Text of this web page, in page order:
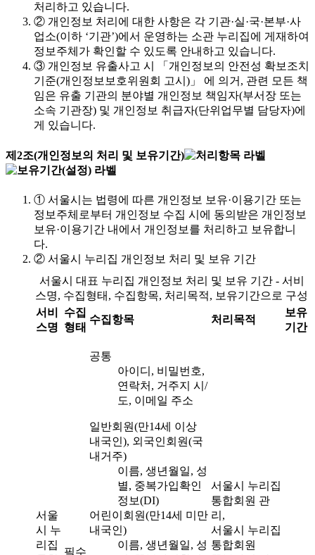
처리하고 있습니다.
② 개인정보 처리에 대한 사항은 각 기관·실·국·본부·사
업소(이하 ‘기관’)에서 운영하는 소관 누리집에 게재하여
정보주체가 확인할 수 있도록 안내하고 있습니다.
③ 개인정보 유출사고 시 「개인정보의 안전성 확보조치
기준(개인정보보호위원회 고시)」 에 의거, 관련 모든 책
임은 유출 기관의 분야별 개인정보 책임자(부서장 또는
소속 기관장) 및 개인정보 취급자(단위업무별 담당자)에
게 있습니다.
제2조(개인정보의 처리 및 보유기간)
① 서울시는 법령에 따른 개인정보 보유·이용기간 또는
정보주체로부터 개인정보 수집 시에 동의받은 개인정보
보유·이용기간 내에서 개인정보를 처리하고 보유합니
다.
② 서울시 누리집 개인정보 처리 및 보유 기간
서울시 대표 누리집 개인정보 처리 및 보유 기간 - 서비
스명, 수집형태, 수집항목, 처리목적, 보유기간으로 구성
서비
스명
수집
형태
수집항목 처리목적
보유
기간
서울
시 누
리집
필수
공통
아이디, 비밀번호,
연락처, 거주지 시/
도, 이메일 주소
일반회원(만14세 이상
내국인), 외국인회원(국
내거주)
이름, 생년월일, 성
별, 중복가입확인
정보(DI)
어린이회원(만14세 미만
내국인)
이름, 생년월일, 성
서울시 누리집
통합회원 관
리,
서울시 누리집
통합회원